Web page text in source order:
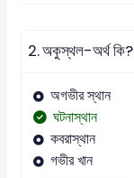
2.অকুস্থল-অর্থ কি?
অগভীর স্থান
ঘটনাস্থান
কবরাস্থান
গভীর খান